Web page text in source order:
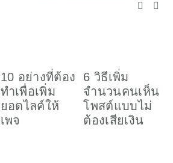
10 อย่างที่ต้อง
ทำเพื่อเพิ่ม
ยอดไลค์ให้
เพจ
6 วิธีเพิ่ม
จำนวนคนเห็น
โพสต์แบบไม่
ต้องเสียเงิน